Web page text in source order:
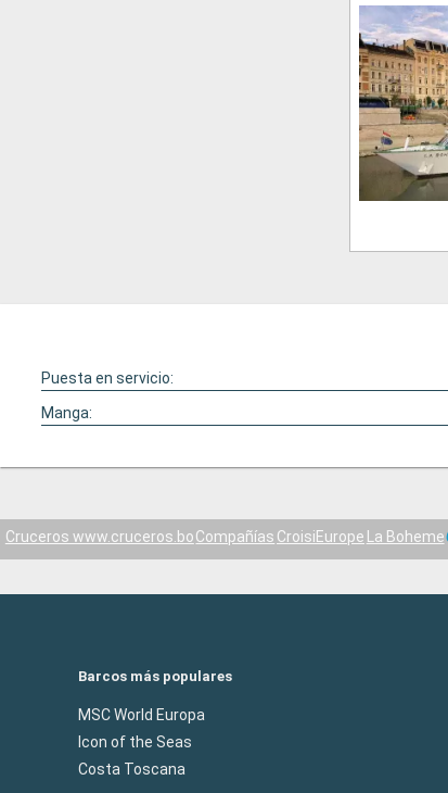
Puesta en servicio:
Manga:
Cruceros www.cruceros.boCompañías CroisiEurope La Boheme
Barcos más populares
MSC World Europa
Icon of the Seas
Costa Toscana